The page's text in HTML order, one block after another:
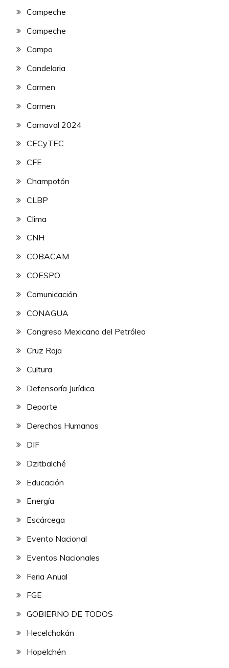
Campeche
Campeche
Campo
Candelaria
Carmen
Carmen
Carnaval 2024
CECyTEC
CFE
Champotón
CLBP
Clima
CNH
COBACAM
COESPO
Comunicación
CONAGUA
Congreso Mexicano del Petróleo
Cruz Roja
Cultura
Defensoría Jurídica
Deporte
Derechos Humanos
DIF
Dzitbalché
Educación
Energía
Escárcega
Evento Nacional
Eventos Nacionales
Feria Anual
FGE
GOBIERNO DE TODOS
Hecelchakán
Hopelchén